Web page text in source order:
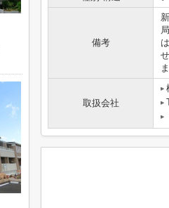
備考
取扱会社